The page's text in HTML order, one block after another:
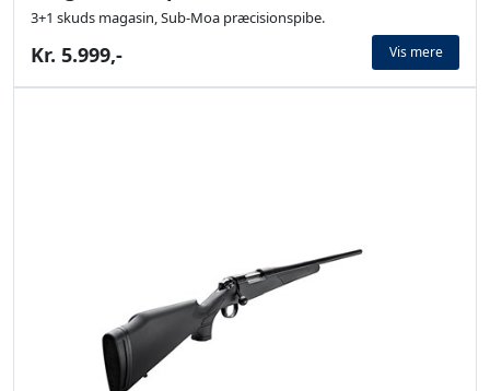
3+1 skuds magasin, Sub-Moa præcisionspibe.
Kr. 5.999,- Vis mere